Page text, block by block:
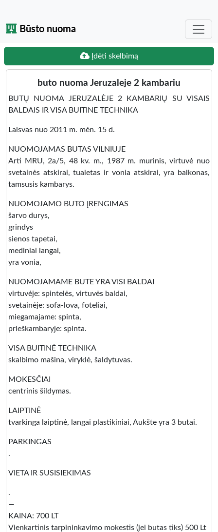
Būsto nuoma
Įdėti skelbimą
buto nuoma Jeruzaleje 2 kambariu
BUTŲ NUOMA JERUZALĖJE 2 KAMBARIŲ SU VISAIS
BALDAIS IR VISA BUITINE TECHNIKA
Laisvas nuo 2011 m. mėn. 15 d.
NUOMOJAMAS BUTAS VILNIUJE
Arti MRU, 2a/5, 48 kv. m., 1987 m. murinis, virtuvė nuo
svetainės atskirai, tualetas ir vonia atskirai, yra balkonas,
tamsusis kambarys.
NUOMOJAMO BUTO ĮRENGIMAS
šarvo durys,
grindys
sienos tapetai,
mediniai langai,
yra vonia,
NUOMOJAMAME BUTE YRA VISI BALDAI
virtuvėje: spintelės, virtuvės baldai,
svetainėje: sofa-lova, foteliai,
miegamajame: spinta,
prieškambaryje: spinta.
VISA BUITINĖ TECHNIKA
skalbimo mašina, viryklė, šaldytuvas.
MOKESČIAI
centrinis šildymas.
LAIPTINĖ
tvarkinga laiptinė, langai plastikiniai, Aukšte yra 3 butai.
PARKINGAS
.
VIETA IR SUSISIEKIMAS
.
—
KAINA: 700 LT
Vienkartinis tarpininkavimo mokestis (jei butas tiks) 500 Lt